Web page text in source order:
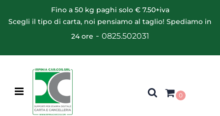
Fino a 50 kg paghi solo € 7.50+iva
Scegli il tipo di carta, noi pensiamo al taglio! Spediamo in
24 ore - 0825.502031
Open menu
0